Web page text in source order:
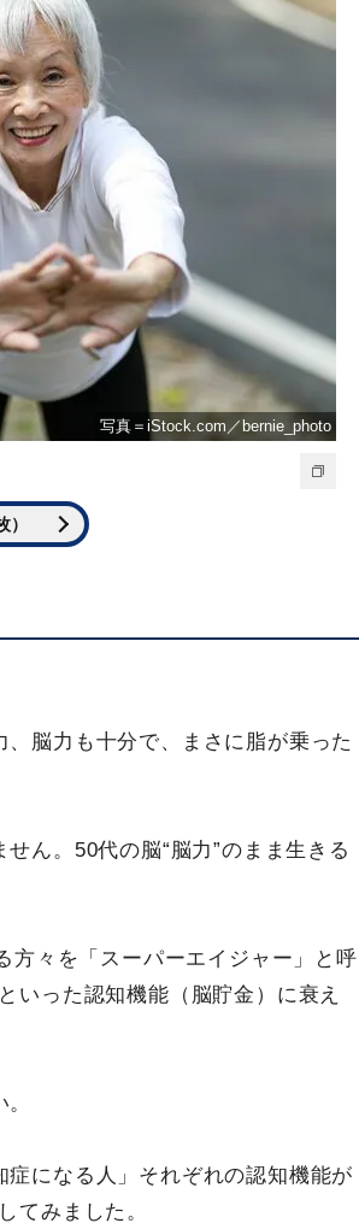
写真＝iStock.com／bernie_photo
脳力も十分で、まさに脂が乗った
ん。50代の脳“脳力”のまま生きる
方々を「スーパーエイジャー」と呼
いった認知機能（脳貯金）に衰え
になる人」それぞれの認知機能が
てみました。